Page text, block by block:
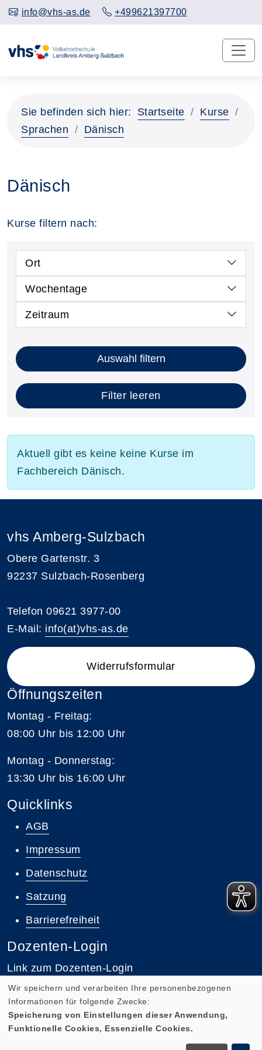
info@vhs-as.de +499621397700
Sie befinden sich hier: Startseite
Kurse
Sprachen
Dänisch
Dänisch
Kurse filtern nach:
Ort
Wochentage
Zeitraum
Auswahl filtern
Filter leeren
Aktuell gibt es keine keine Kurse im
Fachbereich Dänisch.
vhs Amberg-Sulzbach
Obere Gartenstr. 3
92237 Sulzbach-Rosenberg
Telefon 09621 3977-00
E-Mail: info(at)vhs-as.de
Widerrufsformular
Öffnungszeiten
Montag - Freitag:
08:00 Uhr bis 12:00 Uhr
Montag - Donnerstag:
13:30 Uhr bis 16:00 Uhr
Quicklinks
AGB
Impressum
Datenschutz
Satzung
Barrierefreiheit
Dozenten-Login
Link zum Dozenten-Login
Cookie Einstellungen
Wir speichern und verarbeiten Ihre personenbezogenen
Informationen für folgende Zwecke:
Speicherung von Einstellungen dieser Anwendung,
Funktionelle Cookies, Essenzielle Cookies.